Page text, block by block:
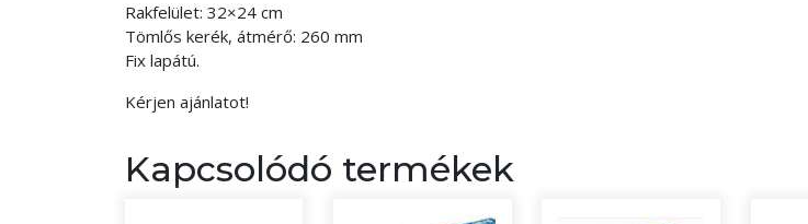
Rakfelület: 32×24 cm
Tömlős kerék, átmérő: 260 mm
Fix lapátú.
Kérjen ajánlatot!
Kapcsolódó termékek